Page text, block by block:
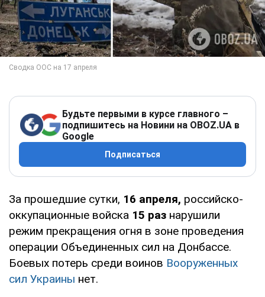
Будьте первыми в курсе главного –
подпишитесь на Новини на OBOZ.UA в
Google
Подписаться
За прошедшие сутки, 16 апреля, российско-
оккупационные войска 15 раз нарушили
режим прекращения огня в зоне проведения
операции Объединенных сил на Донбассе.
Боевых потерь среди воинов Вооруженных
сил Украины нет.